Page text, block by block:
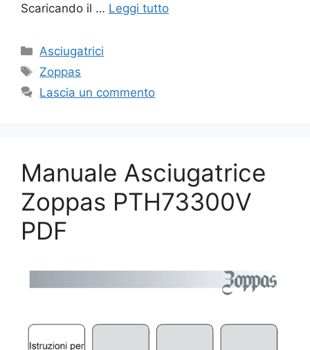
Scaricando il … Leggi tutto
Categorie
Asciugatrici
Tag
Zoppas
Lascia un commento
Manuale Asciugatrice
Zoppas PTH73300V
PDF